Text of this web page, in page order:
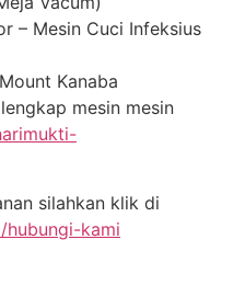
– Mesin Cuci Infeksius
Kanaba
mesin mesin
silahkan klik di
kami